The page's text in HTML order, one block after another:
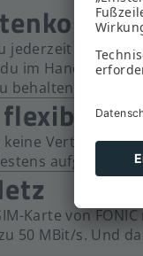
jederzeit die
im
behalten.
keine
aufgestellt.
Karte von
50 MBit/s. Und